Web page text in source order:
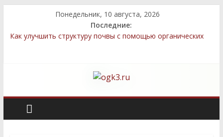
Понедельник, 10 августа, 2026
Последние:
Как улучшить структуру почвы с помощью органических
Методы улучшения грунта после зимы для успешного
Топ-5 местных семян, которые легко выращивать даже
новичкам
Декоративные элементы: как выбрать и правильно